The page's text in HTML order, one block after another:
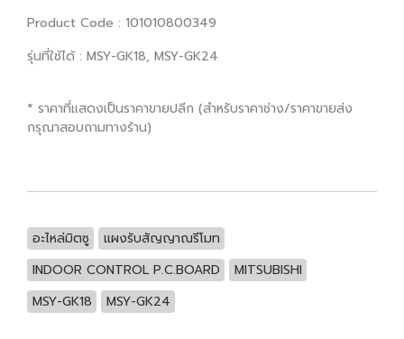
Product Code : 101010800349
รุ่นที่ใช้ได้ : MSY-GK18, MSY-GK24
* ราคาที่แสดงเป็นราคาขายปลีก (สำหรับราคาช่าง/ราคาขายส่ง
กรุณาสอบถามทางร้าน)
อะไหล่มิตซู
แผงรับสัญญาณรีโมท
INDOOR CONTROL P.C.BOARD
MITSUBISHI
MSY-GK18
MSY-GK24